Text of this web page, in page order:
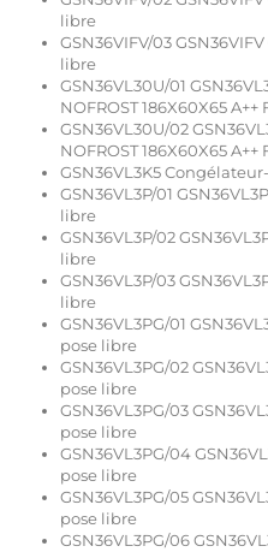
libre
GSN36VIFV/03
libre
GSN36VL30U/01
NOFROST 186X60X65 A++
GSN36VL30U/02
NOFROST 186X60X65 A++
GSN36VL3K5
GSN36VL3P/01
libre
GSN36VL3P/02
libre
GSN36VL3P/03
libre
GSN36VL3PG/01
pose libre
GSN36VL3PG/02
pose libre
GSN36VL3PG/03
pose libre
GSN36VL3PG/04
pose libre
GSN36VL3PG/05
pose libre
GSN36VL3PG/06